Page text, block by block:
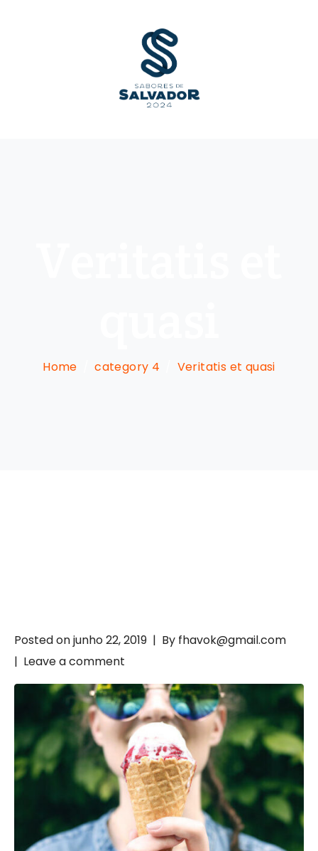
Home category 4 Veritatis et quasi
Posted onjunho 22, 2019 By fhavok@gmail.com
Leave a comment